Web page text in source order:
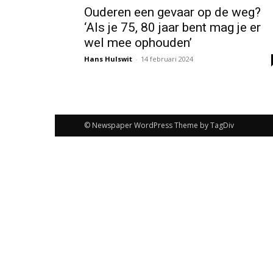
Ouderen een gevaar op de weg?
‘Als je 75, 80 jaar bent mag je er
wel mee ophouden’
Hans Hulswit - 14 februari 2024
© Newspaper WordPress Theme by TagDiv